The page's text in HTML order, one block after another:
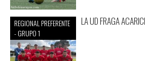
REGIONAL PREFERENTE
- GRUPO 1
LA UD FRAGA